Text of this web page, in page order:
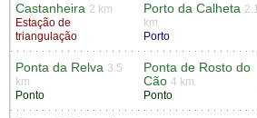
Castanheira 2 km
Estação de
triangulação
Porto da Calheta 2.1
km
Porto
Ponta da Relva 3.5
km
Ponto
Ponta de Rosto do
Cão 4 km
Ponto